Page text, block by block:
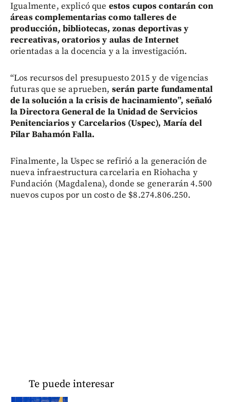
Igualmente, explicó que estos cupos contarán con
áreas complementarias como talleres de
producción, bibliotecas, zonas deportivas y
recreativas, oratorios y aulas de Internet
orientadas a la docencia y a la investigación.
“Los recursos del presupuesto 2015 y de vigencias
futuras que se aprueben, serán parte fundamental
de la solución a la crisis de hacinamiento”, señaló
la Directora General de la Unidad de Servicios
Penitenciarios y Carcelarios (Uspec), María del
Pilar Bahamón Falla.
Finalmente, la Uspec se refirió a la generación de
nueva infraestructura carcelaria en Riohacha y
Fundación (Magdalena), donde se generarán 4.500
nuevos cupos por un costo de $8.274.806.250.
Te puede interesar